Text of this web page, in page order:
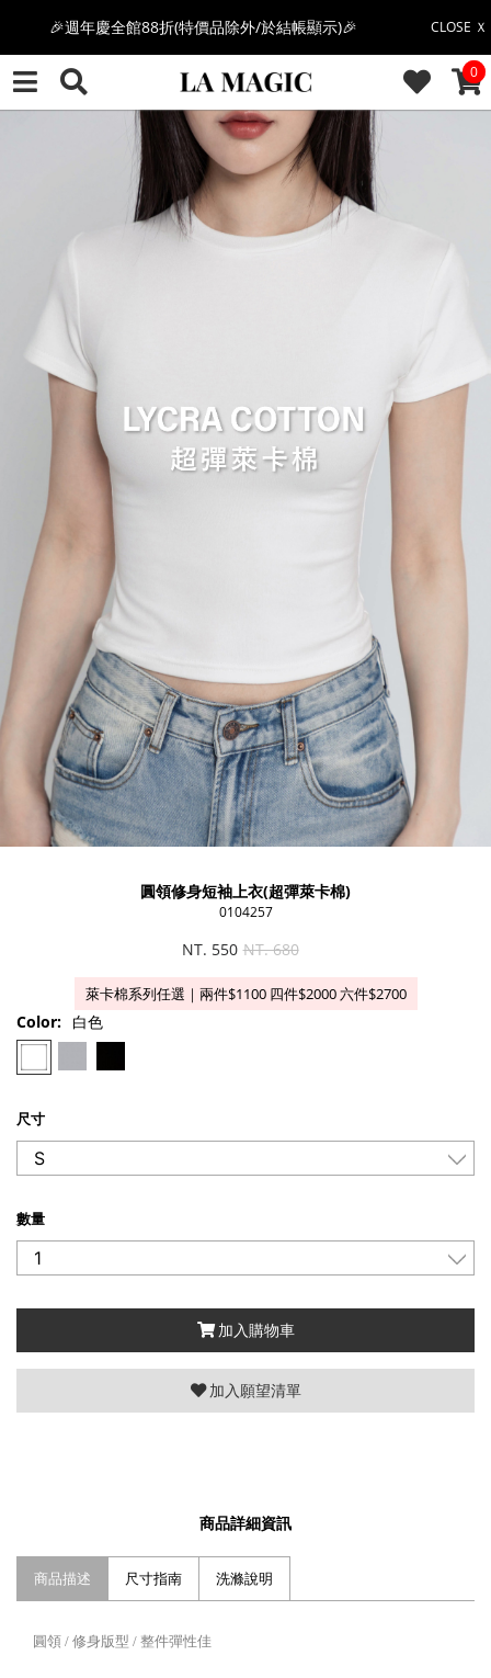
CLOSE Ｘ
感恩回饋價🎁零修圖系列$399起>
全館滿$3000即贈「夏日條紋草編包」👜
絲柔莫代爾系列🤍任選兩件$1000
果凍棉系列⭐2件$1100|4件$2000|6件$2700
萊卡棉系列💫 2件$1100 | 4件$2000 | 6件$2700
🎉週年慶全館88折(特價品除外/於結帳顯示)🎉
0
圓領修身短袖上衣(超彈萊卡棉)
0104257
NT. 550 NT. 680
萊卡棉系列任選｜兩件$1100 四件$2000 六件$2700
Color: 白色
尺寸
數量
加入購物車
加入願望清單
商品詳細資訊
商品描述 尺寸指南 洗滌說明
圓領 / 修身版型 / 整件彈性佳